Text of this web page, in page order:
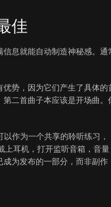
佳
息就能自动制造神秘感。通
势，因为它们产生了具体的
二首曲子本应该是开场曲。
作为一个共享的聆听练习，
上耳机，打开监听音箱，音量
为发布的一部分，而非副作